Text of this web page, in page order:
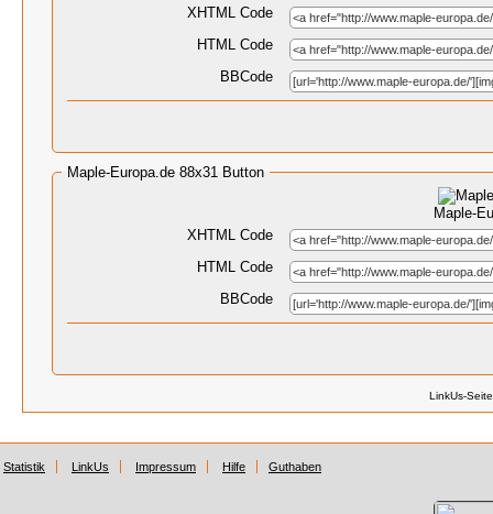
XHTML Code
HTML Code
BBCode
Maple-Europa.de 88x31 Button
Maple-
XHTML Code
HTML Code
BBCode
LinkUs-
Statistik LinkUs Impressum Hilfe Guthaben